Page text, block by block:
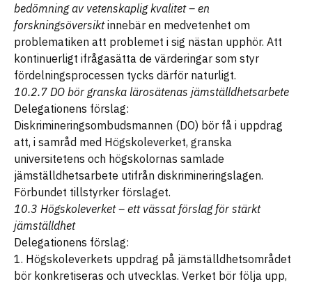
bedömning av vetenskaplig kvalitet – en
forskningsöversiktinnebär en medvetenhet om
problematiken att problemet i sig nästan upphör. Att
kontinuerligt ifrågasätta de värderingar som styr
fördelningsprocessen tycks därför naturligt.
10.2.7 DO bör granska lärosätenas jämställdhetsarbete
Delegationens förslag:
Diskrimineringsombudsmannen (DO) bör få i uppdrag
att, i samråd med Högskoleverket, granska
universitetens och högskolornas samlade
jämställdhetsarbete utifrån diskrimineringslagen.
Förbundet tillstyrker förslaget.
10.3 Högskoleverket – ett vässat förslag för stärkt
jämställdhet
Delegationens förslag:
1. Högskoleverkets uppdrag på jämställdhetsområdet
bör konkretiseras och utvecklas. Verket bör följa upp,